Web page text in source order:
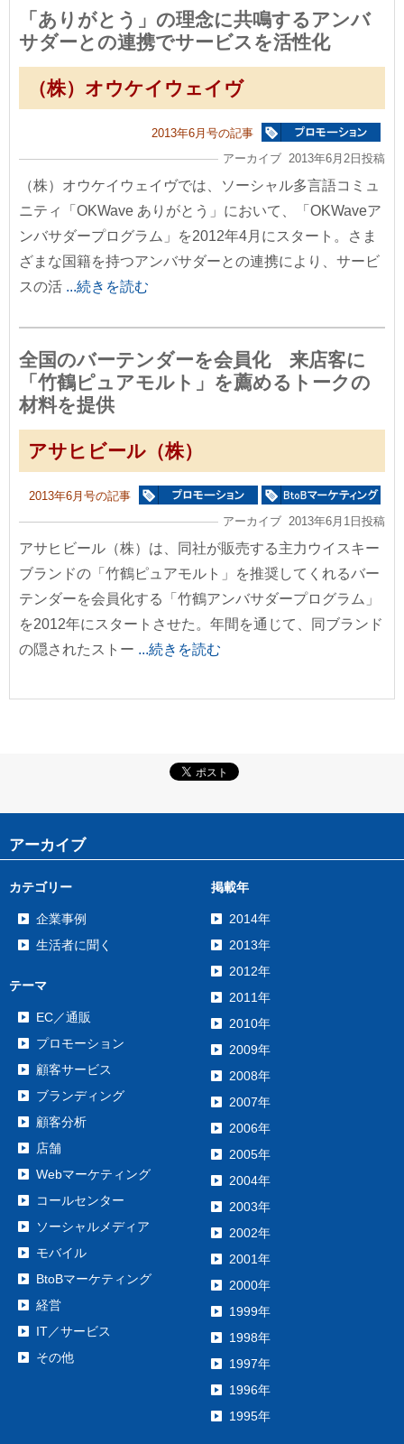
「ありがとう」の理念に共鳴するアンバ
サダーとの連携でサービスを活性化
（株）オウケイウェイヴ
2013年6月号の記事
アーカイブ 2013年6月2日投稿
（株）オウケイウェイヴでは、ソーシャル多言語コミュ
ニティ「OKWave ありがとう」において、「OKWaveア
ンバサダープログラム」を2012年4月にスタート。さま
ざまな国籍を持つアンバサダーとの連携により、サービ
スの活 ...続きを読む
全国のバーテンダーを会員化 来店客に
「竹鶴ピュアモルト」を薦めるトークの
材料を提供
アサヒビール（株）
2013年6月号の記事
アーカイブ 2013年6月1日投稿
アサヒビール（株）は、同社が販売する主力ウイスキー
ブランドの「竹鶴ピュアモルト」を推奨してくれるバー
テンダーを会員化する「竹鶴アンバサダープログラム」
を2012年にスタートさせた。年間を通じて、同ブランド
の隠されたストー ...続きを読む
アーカイブ
カテゴリー
企業事例
生活者に聞く
テーマ
EC／通販
プロモーション
顧客サービス
ブランディング
顧客分析
店舗
Webマーケティング
コールセンター
ソーシャルメディア
モバイル
BtoBマーケティング
経営
IT／サービス
その他
掲載年
2014年
2013年
2012年
2011年
2010年
2009年
2008年
2007年
2006年
2005年
2004年
2003年
2002年
2001年
2000年
1999年
1998年
1997年
1996年
1995年